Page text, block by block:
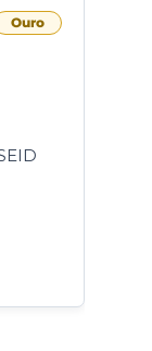
Ouro